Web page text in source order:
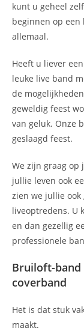
kunt u geheel
beginnen op een
allemaal.
Heeft u liever
leuke live band
de
geweldig feest
van geluk. Onze
geslaagd feest.
We zijn graag op
jullie leven ook
zien we jullie ook
liveoptredens. U
en dan gezellig
professionele
Bruiloft-band
coverband
Het is dat stuk
maakt.